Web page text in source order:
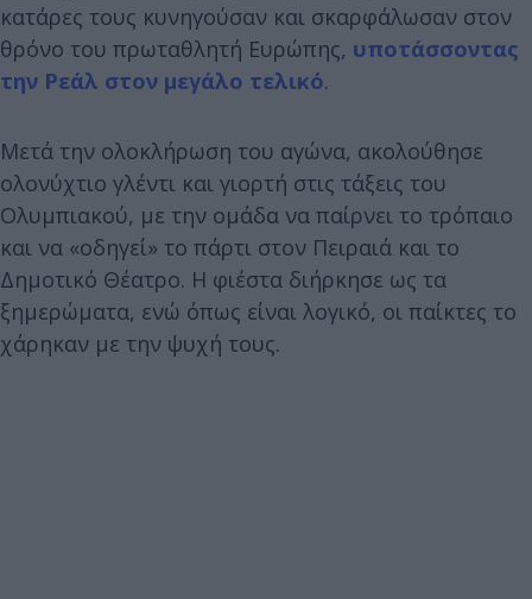
κατάρες τους κυνηγούσαν και σκαρφάλωσαν στον
θρόνο του πρωταθλητή Ευρώπης, υποτάσσοντας
την Ρεάλ στον μεγάλο τελικό.
Μετά την ολοκλήρωση του αγώνα, ακολούθησε
ολονύχτιο γλέντι και γιορτή στις τάξεις του
Ολυμπιακού, με την ομάδα να παίρνει το τρόπαιο
και να «οδηγεί» το πάρτι στον Πειραιά και το
Δημοτικό Θέατρο. Η φιέστα διήρκησε ως τα
ξημερώματα, ενώ όπως είναι λογικό, οι παίκτες το
χάρηκαν με την ψυχή τους.